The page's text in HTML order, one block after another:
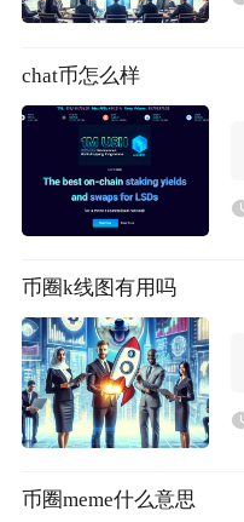
chat币怎么样
币圈k线图有用吗
币圈meme什么意思